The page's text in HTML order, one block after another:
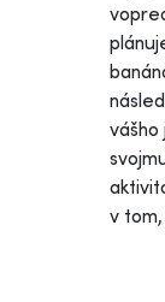
v